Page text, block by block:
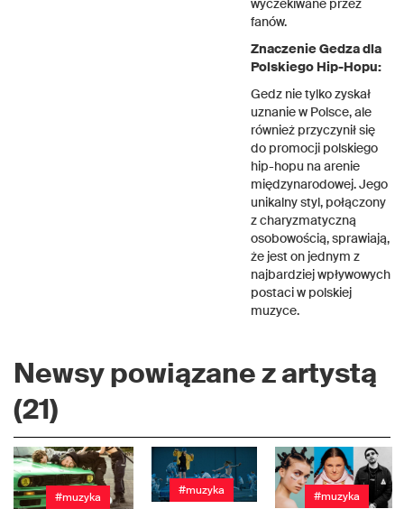
wyczekiwane przez
fanów.
Znaczenie Gedza dla
Polskiego Hip-Hopu:
Gedz nie tylko zyskał
uznanie w Polsce, ale
również przyczynił się
do promocji polskiego
hip-hopu na arenie
międzynarodowej. Jego
unikalny styl, połączony
z charyzmatyczną
osobowością, sprawiają,
że jest on jednym z
najbardziej wpływowych
postaci w polskiej
muzyce.
Newsy powiązane z artystą
(21)
#muzyka
#muzyka #muzyka